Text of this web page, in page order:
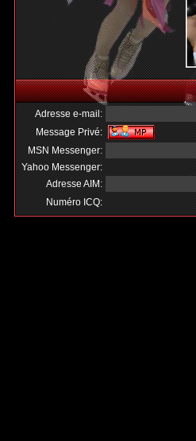
Adresse e-mail:
Message Privé:
MSN Messenger:
Yahoo Messenger:
Adresse AIM:
Numéro ICQ: